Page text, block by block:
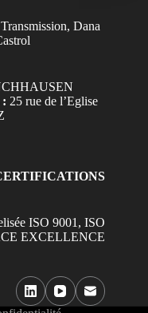
: 25 rue de l’Eglise